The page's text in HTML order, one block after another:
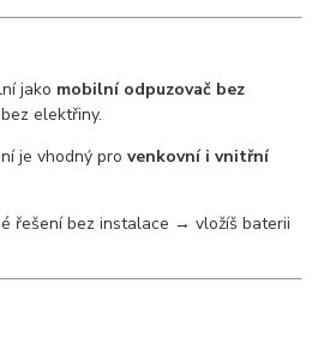
jako mobilní odpuzovač bez
elektřiny.
je vhodný provenkovní i vnitřní
řešení bez instalace → vložíš baterii